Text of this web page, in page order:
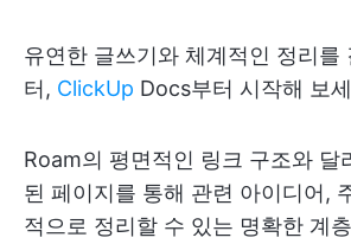
유연한 글쓰기와 체계적인 정리를
터, ClickUp Docs부터 시작해 보
Roam의 평면적인 링크 구조와 달
된 페이지를 통해 관련 아이디어,
적으로 정리할 수 있는 명확한 계